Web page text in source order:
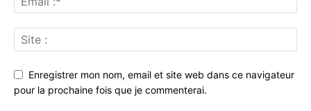
Enregistrer mon nom, email et site web dans ce navigateur
pour la prochaine fois que je commenterai.